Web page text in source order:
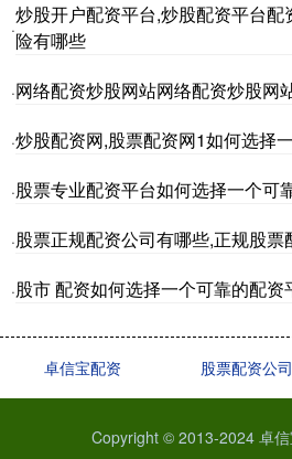
·
炒股开户配资平台,炒股配资平台
险有哪些
·网络配资炒股网站网络配资炒股网
·炒股配资网,股票配资网1如何选择
·股票专业配资平台如何选择一个可
·股票正规配资公司有哪些,正规股票
·股市 配资如何选择一个可靠的配资
卓信宝配资 股票配资公司
Copyright © 2013-2024 卓